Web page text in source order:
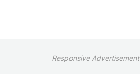
Responsive Advertisement